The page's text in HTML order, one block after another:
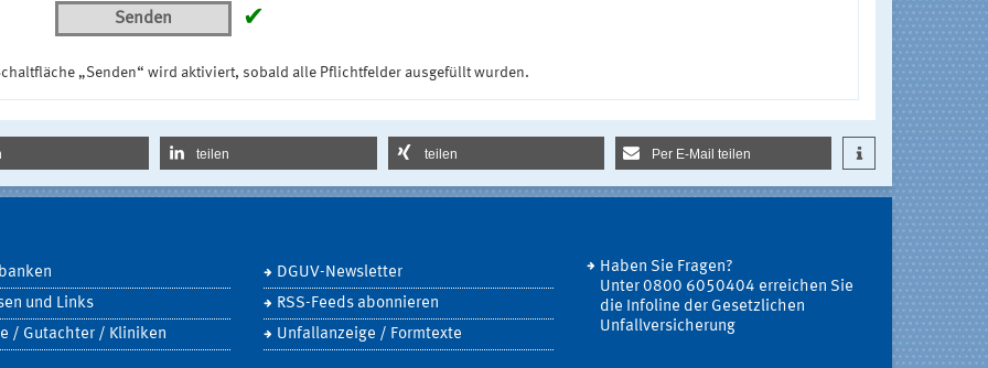
Senden ✔
„Senden“ wird aktiviert, sobald alle Pflichtfelder ausgefüllt wurden.
teilen teilen Per E-Mail teilen
und Links
/ Gutachter / Kliniken
DGUV-Newsletter
RSS-Feeds abonnieren
Unfallanzeige / Formtexte
Haben Sie Fragen?
Unter 0800 6050404 erreichen Sie
die Infoline der Gesetzlichen
Unfallversicherung